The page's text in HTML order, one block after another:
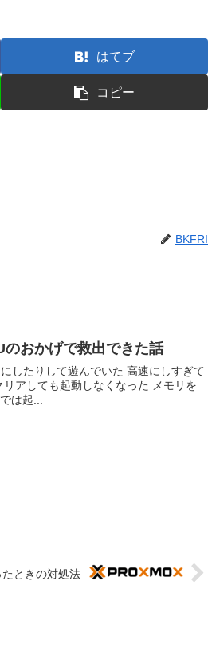
はてブ
コピー
BKFRI
おかげで救出できた話
したりして遊んでいた 高速にしすぎて
アしても起動しなくなった メモリを
は起...
たときの対処法